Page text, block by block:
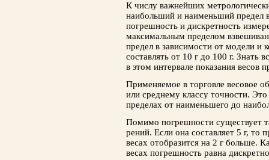
К числу важнейших
наибольший и наименьший предел
погрешность и дискретность
максимальным пределом
предел в зависимости от модели и
составлять от 10 г до 100 г. Знать
в этом интервале показания весов
Применяемое в торговле весовое
или среднему классу точности.
пределах от наи­меньшего до
Помимо погрешности существует
рений. Если она составляет 5 г, то
весах отобразится на 2 г больше.
весах погреш­ность равна